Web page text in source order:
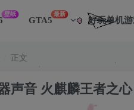
壁纸
GTA5
最新
好玩单机
正文
声音 火麒麟王者之